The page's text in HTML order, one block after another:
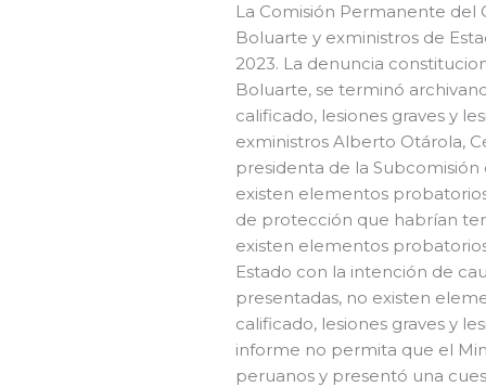
La Comisión Permanente del
Boluarte y exministros de
2023. La denuncia
Boluarte, se terminó
calificado, lesiones graves y
exministros Alberto Otárola,
presidenta de la
existen elementos
de protección que habrían
existen elementos
Estado con la intención de
presentadas, no existen
calificado, lesiones graves y
informe no permita que el
peruanos y presentó una